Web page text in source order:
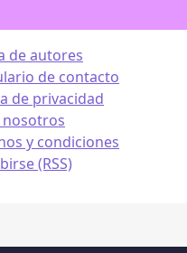
de autores
de contacto
de privacidad
nosotros
y condiciones
(RSS)